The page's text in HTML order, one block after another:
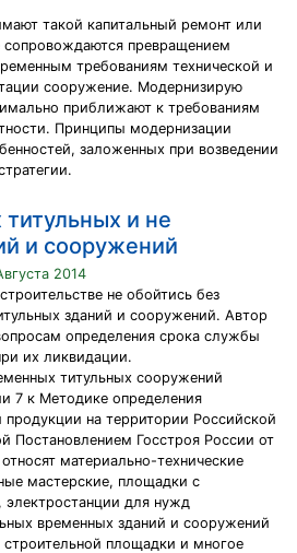
такой капитальный ремонт или
превращением
требованиям технической и
сооружение. Модернизирую
приближают к требованиям
Принципы модернизации
заложенных при возведении
и не
и сооружений
2014
не обойтись без
зданий и сооружений. Автор
определения срока службы
их ликвидации.
титульных сооружений
7 к Методике определения
на территории Российской
Постановлением Госстроя России от
материально-технические
мастерские, площадки с
электростанции для нужд
временных зданий и сооружений
площадки и многое